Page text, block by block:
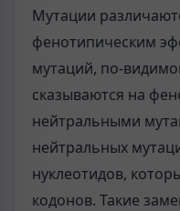
Мутации
фенотипическим
мутаций, по-
сказываются на
нейтральными
нейтральных
нуклеотидов,
кодонов. Такие